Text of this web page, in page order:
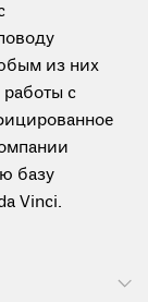
из них
с
базу
Vinci.